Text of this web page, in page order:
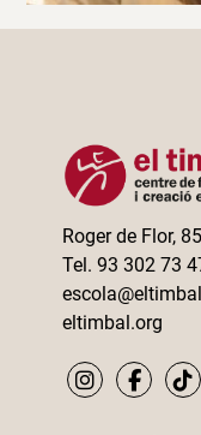
Roger de Flor,
Tel. 93 302 73
eltimbal.org